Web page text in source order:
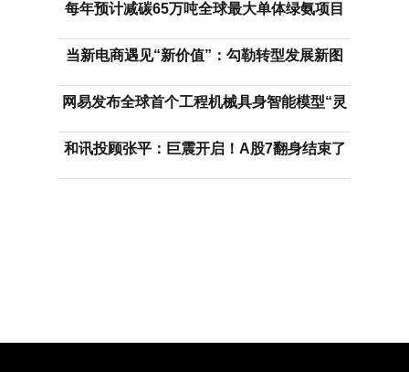
每年预计减碳65万吨全球最大单体绿氨项目
当新电商遇见“新价值”：勾勒转型发展新图
网易发布全球首个工程机械具身智能模型“灵
和讯投顾张平：巨震开启！A股7翻身结束了